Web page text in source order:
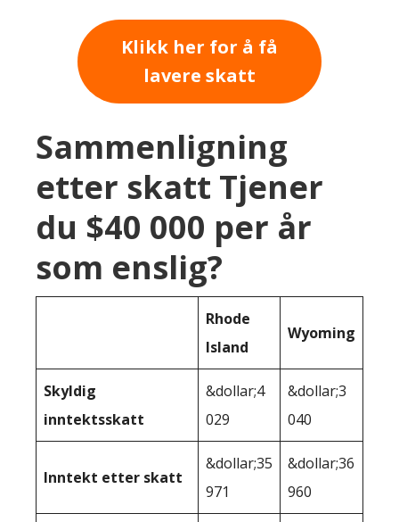
Klikk her for å få
lavere skatt
Sammenligning
etter skatt Tjener
du $40 000 per år
som enslig?
Rhode
Island
Wyoming
Skyldig
inntektsskatt
&dollar;4
029
&dollar;3
040
Inntekt etter skatt
&dollar;35
971
&dollar;36
960